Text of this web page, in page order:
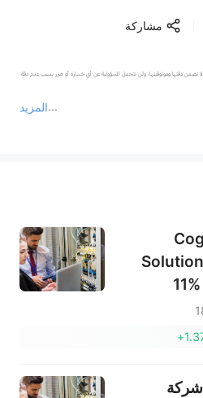
مشاركة
المزيد
دقتها وموثوقيتها، ولن تتحمل المسؤولية عن أي خسارة أو ضرر بسبب عدم دقة
أي مشورة استثمارية، ولا تقدم أي التزامات أو ضمانات.